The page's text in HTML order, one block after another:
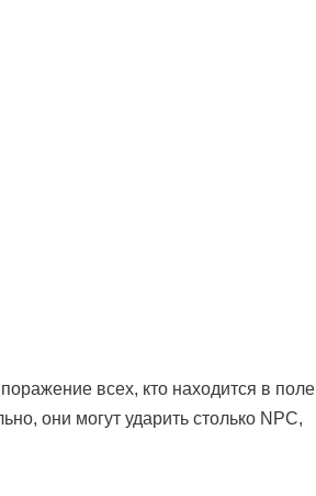
всех, кто находится в поле
они могут ударить столько NPC,